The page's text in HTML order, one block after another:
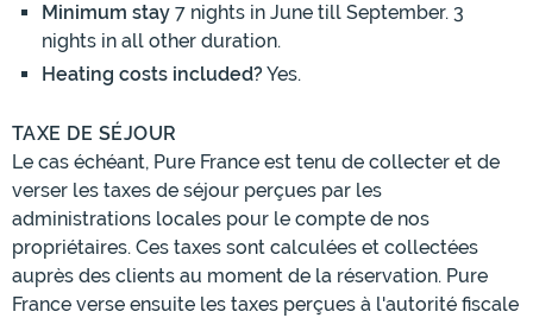
Minimum stay 7 nights in June till September. 3
nights in all other duration.
Heating costs included?Yes.
TAXE DE SÉJOUR
Le cas échéant, Pure France est tenu de collecter et de
verser les taxes de séjour perçues par les
administrations locales pour le compte de nos
propriétaires. Ces taxes sont calculées et collectées
auprès des clients au moment de la réservation. Pure
France verse ensuite les taxes perçues à l'autorité fiscale